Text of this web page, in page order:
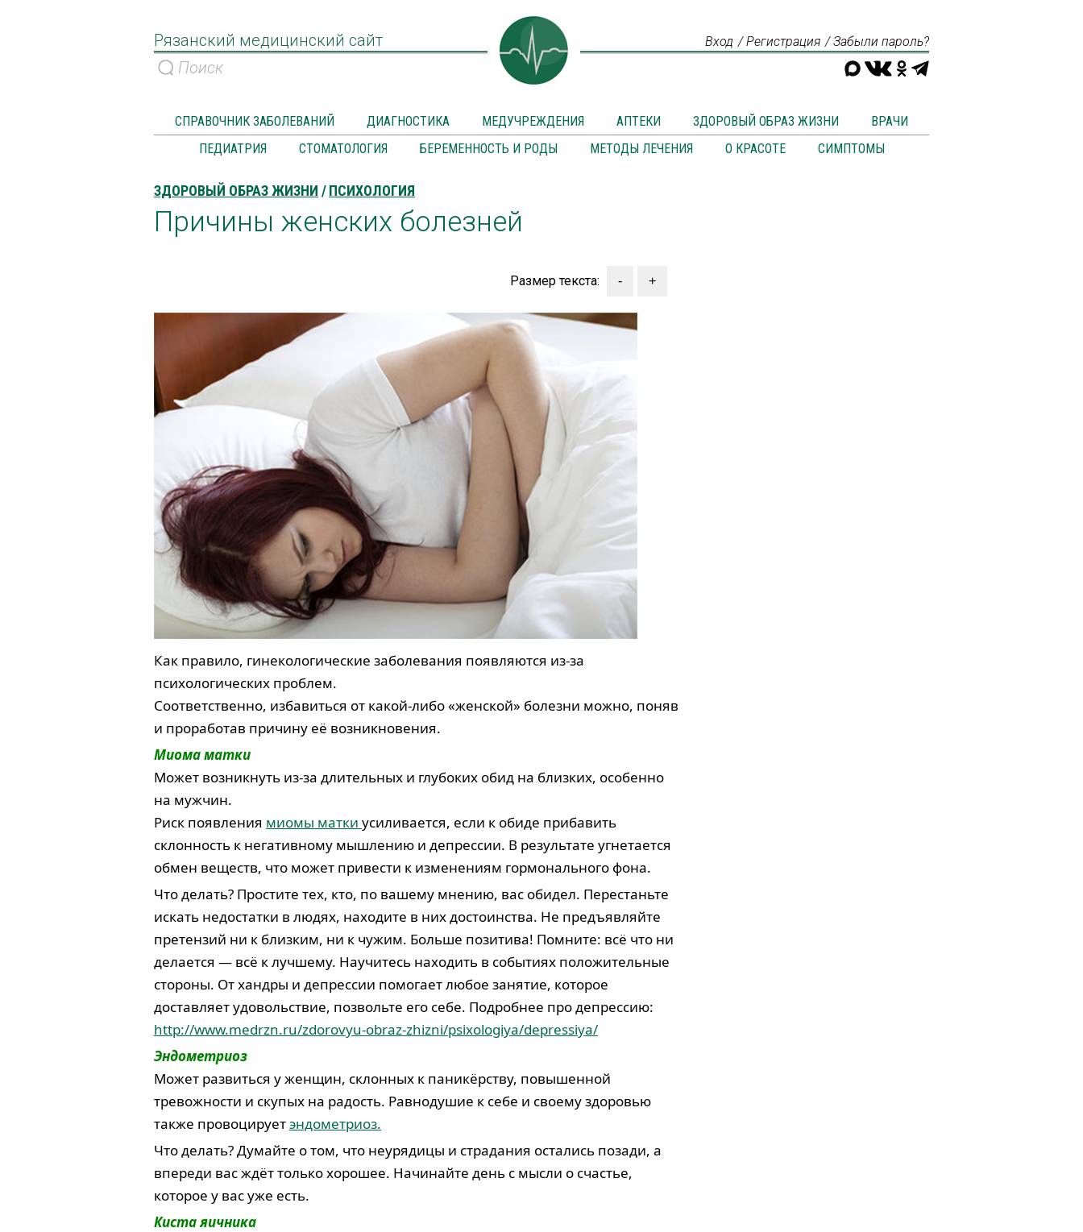
Рязанский медицинский сайт Вход Регистрация Забыли пароль?
СПРАВОЧНИК ЗАБОЛЕВАНИЙ ДИАГНОСТИКА МЕДУЧРЕЖДЕНИЯ АПТЕКИ ЗДОРОВЫЙ ОБРАЗ ЖИЗНИ
ВРАЧИ
ПЕДИАТРИЯ
СТОМАТОЛОГИЯ БЕРЕМЕННОСТЬ И РОДЫ МЕТОДЫ ЛЕЧЕНИЯ О КРАСОТЕ СИМПТОМЫ
ЗДОРОВЫЙ ОБРАЗ ЖИЗНИ ПСИХОЛОГИЯ
Причины женских болезней
Размер текста:
Как правило, гинекологические заболевания появляются из-за
психологических проблем.
Соответственно, избавиться от какой-либо «женской» болезни можно, поняв
и проработав причину её возникновения.
Миома матки
Может возникнуть из-за длительных и глубоких обид на близких, особенно
на мужчин.
Риск появления миомы матки усиливается, если к обиде прибавить
склонность к негативному мышлению и депрессии. В результате угнетается
обмен веществ, что может привести к изменениям гормонального фона.
Что делать? Простите тех, кто, по вашему мнению, вас обидел. Перестаньте
искать недостатки в людях, находите в них достоинства. Не предъявляйте
претензий ни к близким, ни к чужим. Больше позитива! Помните: всё что ни
делается — всё к лучшему. Научитесь находить в событиях положительные
стороны. От хандры и депрессии помогает любое занятие, которое
доставляет удовольствие, позвольте его себе. Подробнее про депрессию:
http://www.medrzn.ru/zdorovyu-obraz-zhizni/psixologiya/depressiya/
Эндометриоз
Может развиться у женщин, склонных к паникёрству, повышенной
тревожности и скупых на радость. Равнодушие к себе и своему здоровью
также провоцируетэндометриоз.
Что делать? Думайте о том, что неурядицы и страдания остались позади, а
впереди вас ждёт только хорошее. Начинайте день с мысли о счастье,
которое у вас уже есть.
Киста яичника